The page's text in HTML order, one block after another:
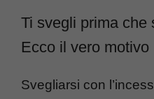
Ti svegli prima che
Ecco il vero motivo
Svegliarsi con